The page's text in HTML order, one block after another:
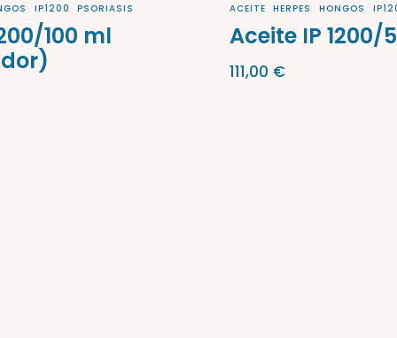
IP1200 PSORIASIS
100 ml
ACEITE HERPES HONGOS
Aceite IP 1200/
111,00 €